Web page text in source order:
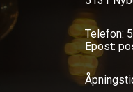
Telefon:
Epost: